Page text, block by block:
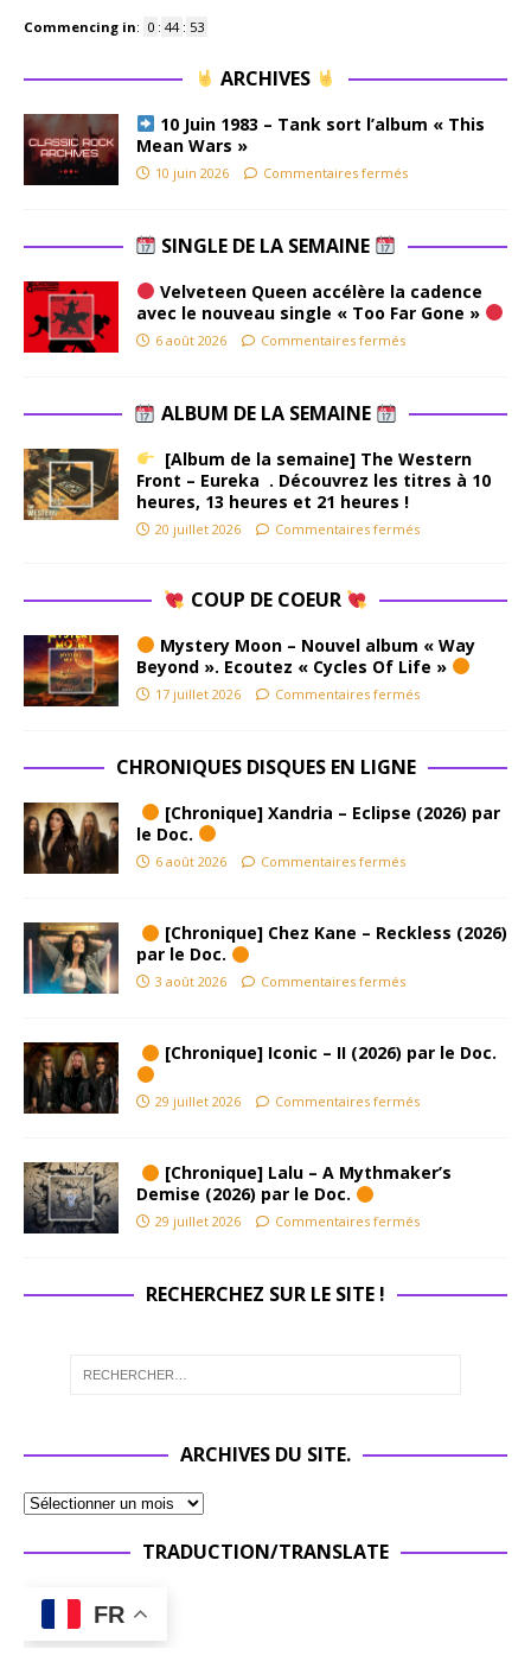
Commencing in: 0 : 44 : 52
ARCHIVES
10 Juin 1983 – Tank sort l’album « This
Mean Wars »
10 juin 2026 Commentaires fermés
SINGLE DE LA SEMAINE
Velveteen Queen accélère la cadence
avec le nouveau single « Too Far Gone »
6 août 2026 Commentaires fermés
ALBUM DE LA SEMAINE
[Album de la semaine] The Western
Front – Eureka . Découvrez les titres à 10
heures, 13 heures et 21 heures !
20 juillet 2026 Commentaires fermés
COUP DE COEUR
Mystery Moon – Nouvel album « Way
Beyond ». Ecoutez « Cycles Of Life »
17 juillet 2026 Commentaires fermés
CHRONIQUES DISQUES EN LIGNE
[Chronique] Xandria – Eclipse (2026) par
le Doc.
6 août 2026 Commentaires fermés
[Chronique] Chez Kane – Reckless (2026)
par le Doc.
3 août 2026 Commentaires fermés
[Chronique] Iconic – II (2026) par le Doc.
29 juillet 2026 Commentaires fermés
[Chronique] Lalu – A Mythmaker’s
Demise (2026) par le Doc.
29 juillet 2026 Commentaires fermés
RECHERCHEZ SUR LE SITE !
ARCHIVES DU SITE.
TRADUCTION/TRANSLATE
FR